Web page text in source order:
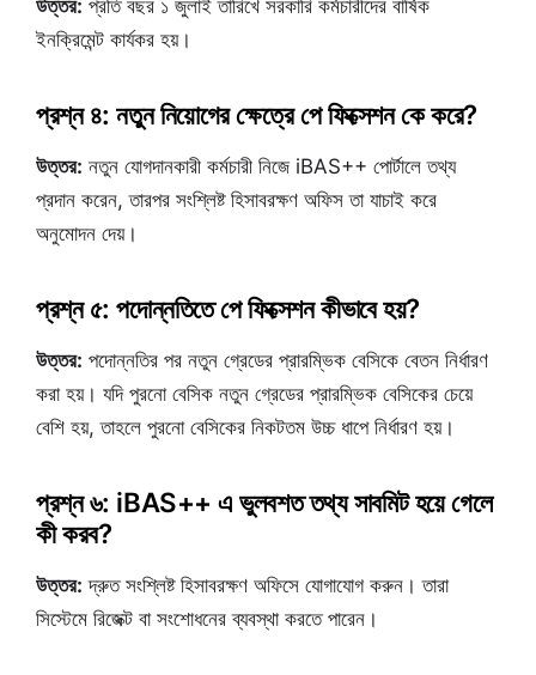
উত্তর: প্রতি বছর ১ জুলাই তারিখে সরকারি কর্মচারীদের বার্ষিক
ইনক্রিমেন্ট কার্যকর হয়।
প্রশ্ন ৪: নতুন নিয়োগের ক্ষেত্রে পে ফিক্সেশন কে করে?
উত্তর: নতুন যোগদানকারী কর্মচারী নিজে iBAS++ পোর্টালে তথ্য
প্রদান করেন, তারপর সংশ্লিষ্ট হিসাবরক্ষণ অফিস তা যাচাই করে
অনুমোদন দেয়।
প্রশ্ন ৫: পদোন্নতিতে পে ফিক্সেশন কীভাবে হয়?
উত্তর: পদোন্নতির পর নতুন গ্রেডের প্রারম্ভিক বেসিকে বেতন নির্ধারণ
করা হয়। যদি পুরনো বেসিক নতুন গ্রেডের প্রারম্ভিক বেসিকের চেয়ে
বেশি হয়, তাহলে পুরনো বেসিকের নিকটতম উচ্চ ধাপে নির্ধারণ হয়।
প্রশ্ন ৬: iBAS++ এ ভুলবশত তথ্য সাবমিট হয়ে গেলে
কী করব?
উত্তর: দ্রুত সংশ্লিষ্ট হিসাবরক্ষণ অফিসে যোগাযোগ করুন। তারা
সিস্টেমে রিজেক্ট বা সংশোধনের ব্যবস্থা করতে পারেন।